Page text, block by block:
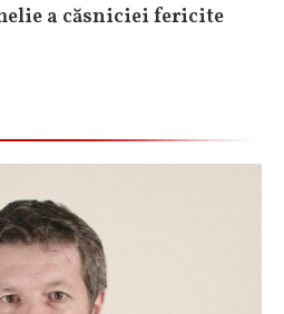
a căsniciei fericite